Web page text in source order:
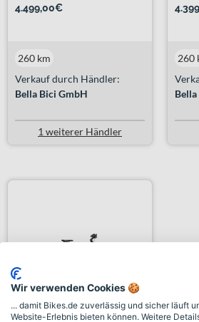
4.499,00€
Verkauf durch Händler:
Bella Bici GmbH
260 km
1 weiterer Händler
260
Wir verwenden Cookies 🍪
... damit Bikes.de zuverlässig und sicher läuft
Website-Erlebnis bieten können. Weitere